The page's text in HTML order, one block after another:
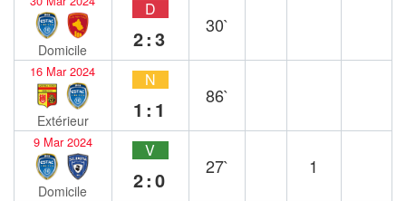
Domicile
D
2:3
30`
16 Mar 2024
Extérieur
N
1:1
86`
9 Mar 2024
Domicile
V
2:0
27` 1